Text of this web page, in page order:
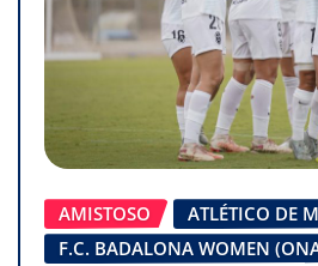
AMISTOSO
ATLÉTICO DE
F.C. BADALONA WOMEN